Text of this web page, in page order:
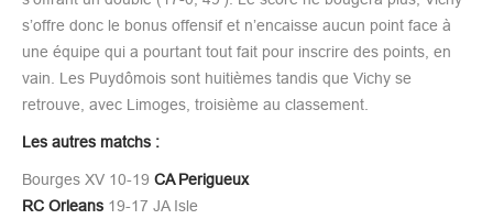
s’offre donc le bonus offensif et n’encaisse aucun point face à
une équipe qui a pourtant tout fait pour inscrire des points, en
vain. Les Puydômois sont huitièmes tandis que Vichy se
retrouve, avec Limoges, troisième au classement.
Les autres matchs :
Bourges XV 10-19 CA Perigueux
RC Orleans 19-17 JA Isle